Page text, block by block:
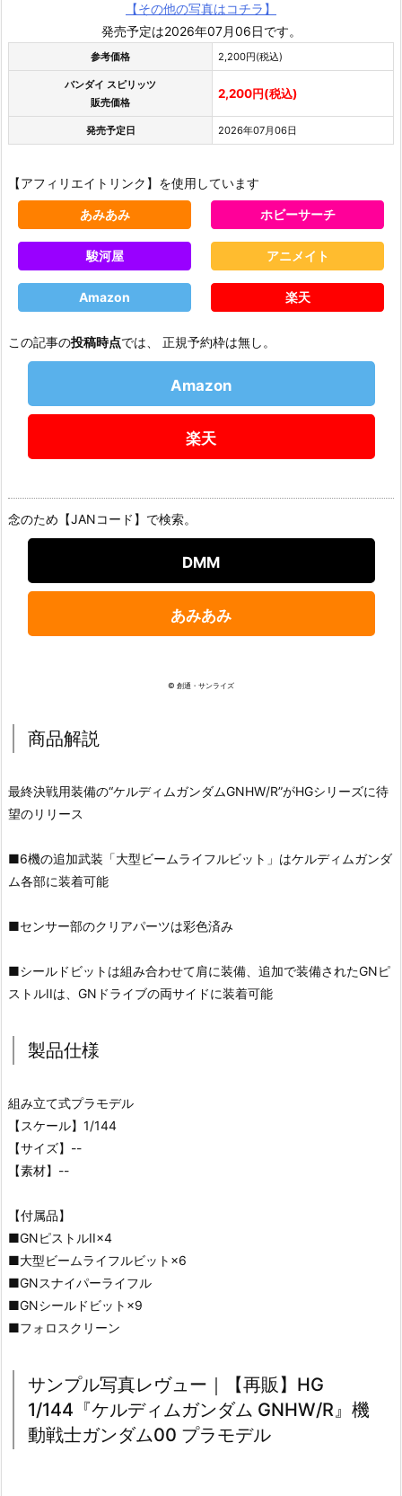
【その他の写真はコチラ】
発売予定は2026年07月06日です。
参考価格 2,200円(税込)
バンダイ スピリッツ
販売価格
2,200円(税込)
発売予定日 2026年07月06日
【アフィリエイトリンク】を使用しています
あみあみ ホビーサーチ
駿河屋 アニメイト
Amazon 楽天
この記事の投稿時点では、 正規予約枠は無し。
Amazon
楽天
念のため【JANコード】で検索。
DMM
あみあみ
© 創通・サンライズ
商品解説
最終決戦用装備の“ケルディムガンダムGNHW/R”がHGシリーズに待
望のリリース
■6機の追加武装「大型ビームライフルビット」はケルディムガンダ
ム各部に装着可能
■センサー部のクリアパーツは彩色済み
■シールドビットは組み合わせて肩に装備、追加で装備されたGNピ
ストルIIは、GNドライブの両サイドに装着可能
製品仕様
組み立て式プラモデル
【スケール】1/144
【サイズ】--
【素材】--
【付属品】
■GNピストルII×4
■大型ビームライフルビット×6
■GNスナイパーライフル
■GNシールドビット×9
■フォロスクリーン
サンプル写真レヴュー｜【再販】HG
1/144『ケルディムガンダム GNHW/R』機
動戦士ガンダム00 プラモデル